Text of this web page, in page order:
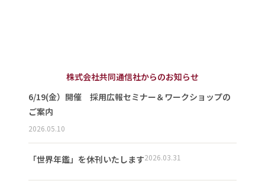
株式会社共同通信社からのお知らせ
6/19(金）開催 採用広報セミナー＆ワークショップの
ご案内
2026.05.10
「世界年鑑」を休刊いたします2026.03.31